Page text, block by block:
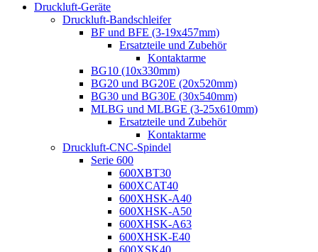
Druckluft-Geräte
Druckluft-Bandschleifer
BF und BFE (3-19x457mm)
Ersatzteile und Zubehör
Kontaktarme
BG10 (10x330mm)
BG20 und BG20E (20x520mm)
BG30 und BG30E (30x540mm)
MLBG und MLBGE (3-25x610mm)
Ersatzteile und Zubehör
Kontaktarme
Druckluft-CNC-Spindel
Serie 600
600XBT30
600XCAT40
600XHSK-A40
600XHSK-A50
600XHSK-A63
600XHSK-E40
600XSK40